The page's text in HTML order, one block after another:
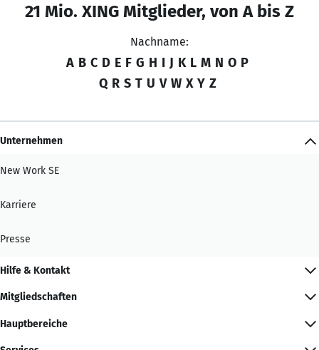
21 Mio. XING Mitglieder, von A bis Z
Nachname:
A B C D E F G H I J K L M N O P
Q R S T U V W X Y Z
Unternehmen
New Work SE
Karriere
Presse
Hilfe & Kontakt
Mitgliedschaften
Hauptbereiche